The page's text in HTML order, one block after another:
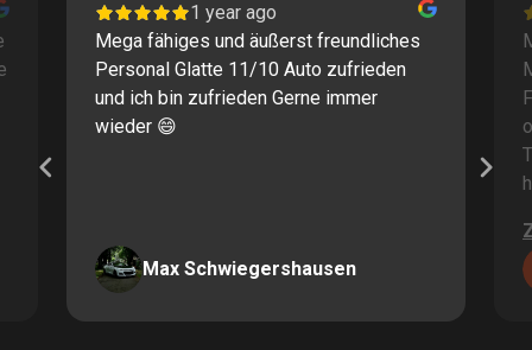
1 year ago
Mega fähiges und äußerst freundliches
Personal Glatte 11/10 Auto zufrieden
und ich bin zufrieden Gerne immer
wieder 😄
Max Schwiegershausen